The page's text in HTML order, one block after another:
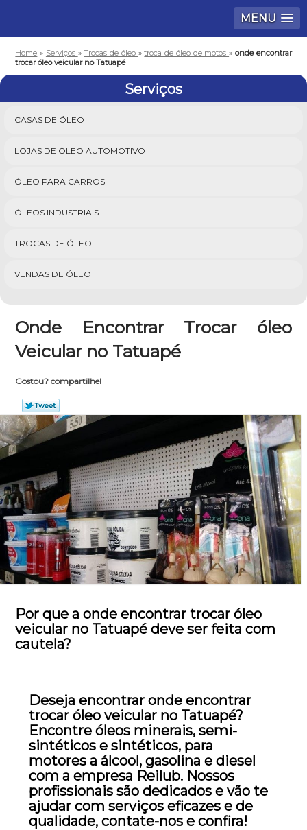
MENU
Home » Serviços »Trocas de óleo »troca de óleo de motos» onde encontrar
trocar óleo veicular no Tatuapé
Serviços
CASAS DE ÓLEO
LOJAS DE ÓLEO AUTOMOTIVO
ÓLEO PARA CARROS
ÓLEOS INDUSTRIAIS
TROCAS DE ÓLEO
VENDAS DE ÓLEO
Onde Encontrar Trocar óleo
Veicular no Tatuapé
Gostou? compartilhe!
Por que a onde encontrar trocar óleo
veicular no Tatuapé deve ser feita com
cautela?
Deseja encontrar onde encontrar
trocar óleo veicular no Tatuapé?
Encontre óleos minerais, semi-
sintéticos e sintéticos, para
motores a álcool, gasolina e diesel
com a empresa Reilub. Nossos
profissionais são dedicados e vão te
ajudar com serviços eficazes e de
qualidade, contate-nos e confira!